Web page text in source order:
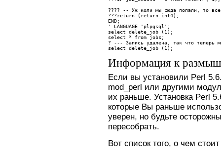
????
-- Уж коли мы сюда попали, то все
???return (return_int4);
END;
' LANGUAGE 'plpgsql';
select delete_job (1);
select * from jobs;
? --- Запись удалена, так что теперь
select delete_job (1);
Информация к
Если вы установили Perl
mod_perl или другими
их раньше. Установка Perl
которые Вы раньше
уверен, но будьте
пересобрать.
Вот список того, о чем